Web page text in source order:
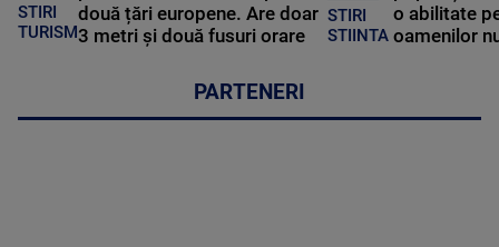
STIRI
TURISM
două țări europene. Are doar
3 metri și două fusuri orare
STIRI
STIINTA
o abilitate
oamenilor
PARTENERI